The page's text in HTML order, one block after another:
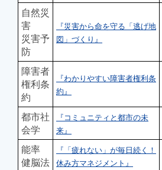
自然災
害
災害予
防
『災害から命を守る「逃げ地
図」づくり』
障害者
権利条
約
『わかりやすい障害者権利条
約』
都市社
会学
『コミュニティと都市の未
来』
能率
健脳法
『「疲れない」が毎日続く！
休み方マネジメント』